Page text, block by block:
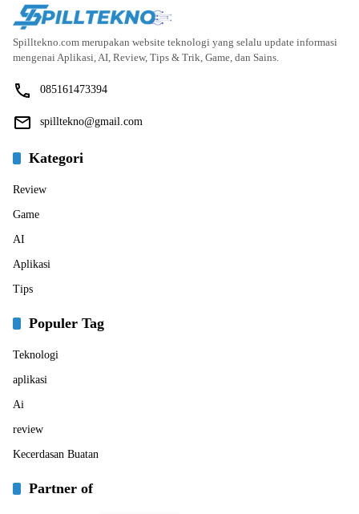
Spilltekno.com merupakan website teknologi yang selalu update informasi
mengenai Aplikasi, AI, Review, Tips & Trik, Game, dan Sains.
085161473394
spilltekno@gmail.com
Kategori
Review
Game
AI
Aplikasi
Tips
Populer Tag
Teknologi
aplikasi
Ai
review
Kecerdasan Buatan
Partner of